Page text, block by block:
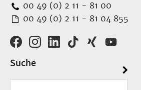
00 49 (0) 2 11 - 81 00
00 49 (0) 2 11 - 81 04 855
Suche